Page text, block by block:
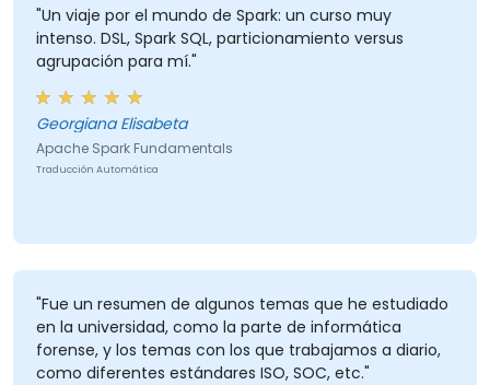
"Un viaje por el mundo de Spark: un curso muy
intenso. DSL, Spark SQL, particionamiento versus
agrupación para mí."
Georgiana Elisabeta
Apache Spark Fundamentals
Traducción Automática
"Fue un resumen de algunos temas que he estudiado
en la universidad, como la parte de informática
forense, y los temas con los que trabajamos a diario,
como diferentes estándares ISO, SOC, etc."